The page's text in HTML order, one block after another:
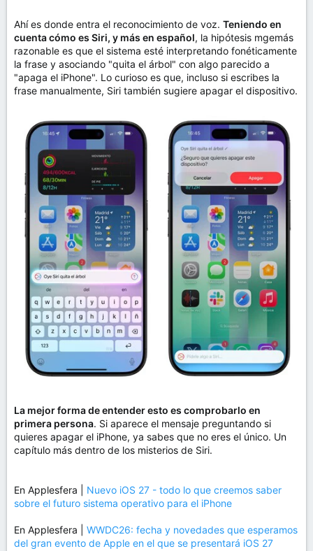
Ahí es donde entra el reconocimiento de voz. Teniendo en
cuenta cómo es Siri, y más en español, la hipótesis mgemás
razonable es que el sistema esté interpretando fonéticamente
la frase y asociando "quita el árbol" con algo parecido a
"apaga el iPhone". Lo curioso es que, incluso si escribes la
frase manualmente, Siri también sugiere apagar el dispositivo.
La mejor forma de entender esto es comprobarlo en
primera persona. Si aparece el mensaje preguntando si
quieres apagar el iPhone, ya sabes que no eres el único. Un
capítulo más dentro de los misterios de Siri.
En Applesfera | Nuevo iOS 27 - todo lo que creemos saber
sobre el futuro sistema operativo para el iPhone
En Applesfera | WWDC26: fecha y novedades que esperamos
del gran evento de Apple en el que se presentará iOS 27